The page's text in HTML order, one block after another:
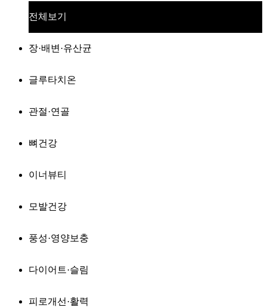
전체보기
장·배변·유산균
글루타치온
관절·연골
뼈건강
이너뷰티
모발건강
풍성·영양보충
다이어트·슬림
피로개선·활력